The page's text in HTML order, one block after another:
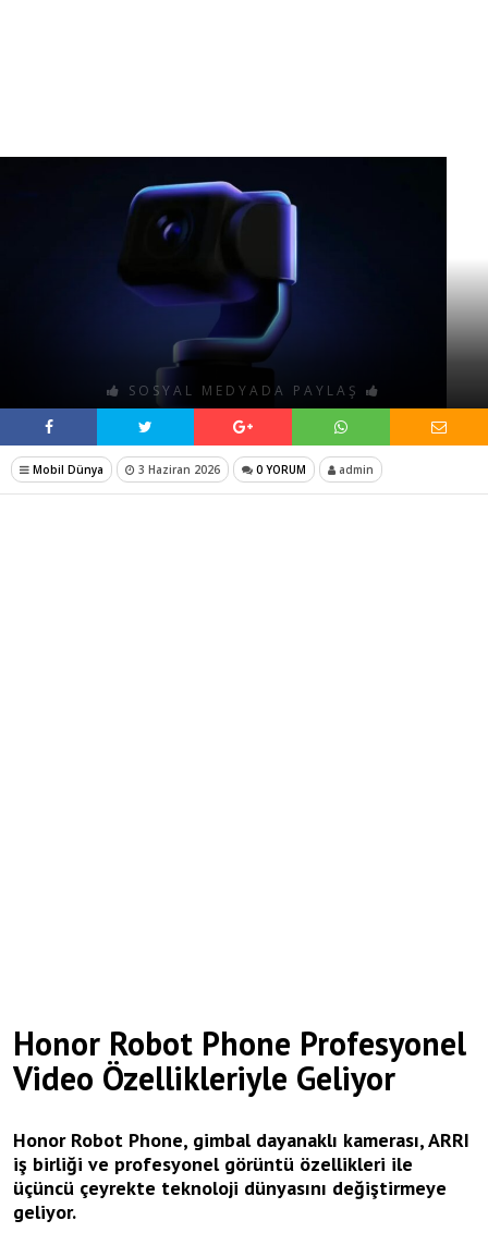
SOSYAL MEDYADA PAYLAŞ
Mobil Dünya 3 Haziran 2026 0 YORUM admin
Honor Robot Phone Profesyonel
Video Özellikleriyle Geliyor
Honor Robot Phone, gimbal dayanaklı kamerası, ARRI
iş birliği ve profesyonel görüntü özellikleri ile
üçüncü çeyrekte teknoloji dünyasını değiştirmeye
geliyor.